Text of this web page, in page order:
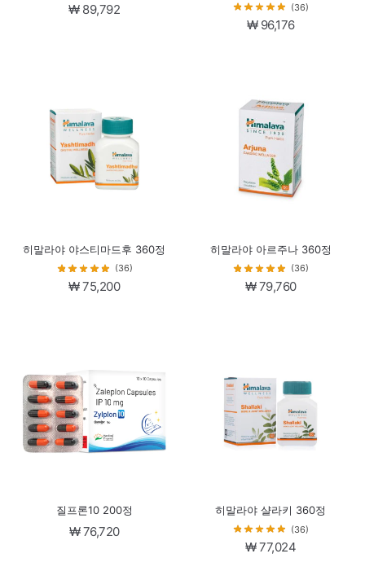
₩89,792 (36)
₩96,176
히말라야 야스티마드후 360정
(36)
₩75,200
히말라야 아르주나 360정
(36)
₩79,760
질프론10 200정
₩76,720
히말라야 샬라키 360정
(36)
₩77,024